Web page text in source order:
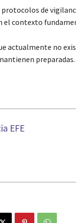
de
el contexto
actualmente no
preparadas.
EFE